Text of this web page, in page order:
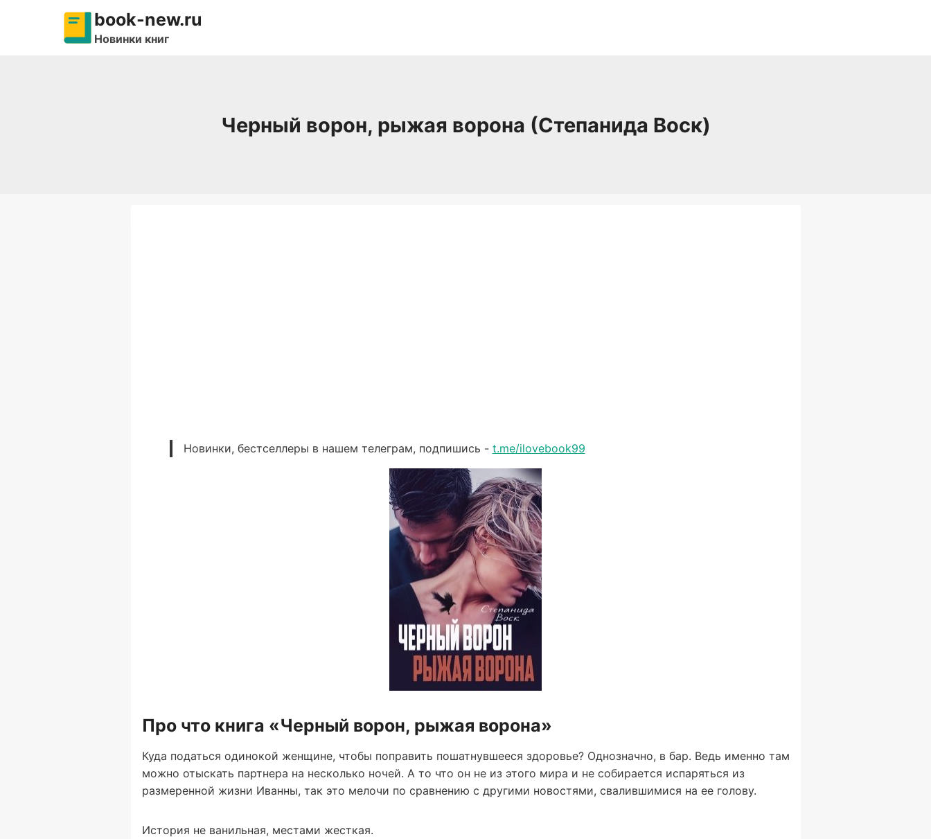
содержимому
book-new.ru
Новинки книг
Черный ворон, рыжая ворона (Степанида Воск)
Новинки, бестселлеры в нашем телеграм, подпишись - t.me/ilovebook99
Про что книга «Черный ворон, рыжая ворона»
Куда податься одинокой женщине, чтобы поправить пошатнувшееся здоровье? Однозначно, в бар. Ведь именно там
можно отыскать партнера на несколько ночей. А то что он не из этого мира и не собирается испаряться из
размеренной жизни Иванны, так это мелочи по сравнению с другими новостями, свалившимися на ее голову.
История не ванильная, местами жесткая.